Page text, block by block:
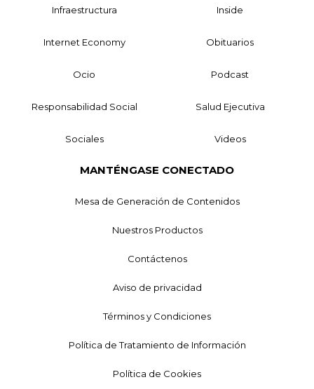
Infraestructura Inside
Internet Economy Obituarios
Ocio Podcast
Responsabilidad Social Salud Ejecutiva
Sociales Videos
MANTÉNGASE CONECTADO
Mesa de Generación de Contenidos
Nuestros Productos
Contáctenos
Aviso de privacidad
Términos y Condiciones
Política de Tratamiento de Información
Política de Cookies